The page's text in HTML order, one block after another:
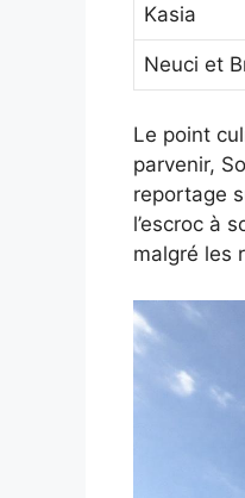
Kasia
Neuci et
Le point
parvenir,
reportage
l’escroc à
malgré les